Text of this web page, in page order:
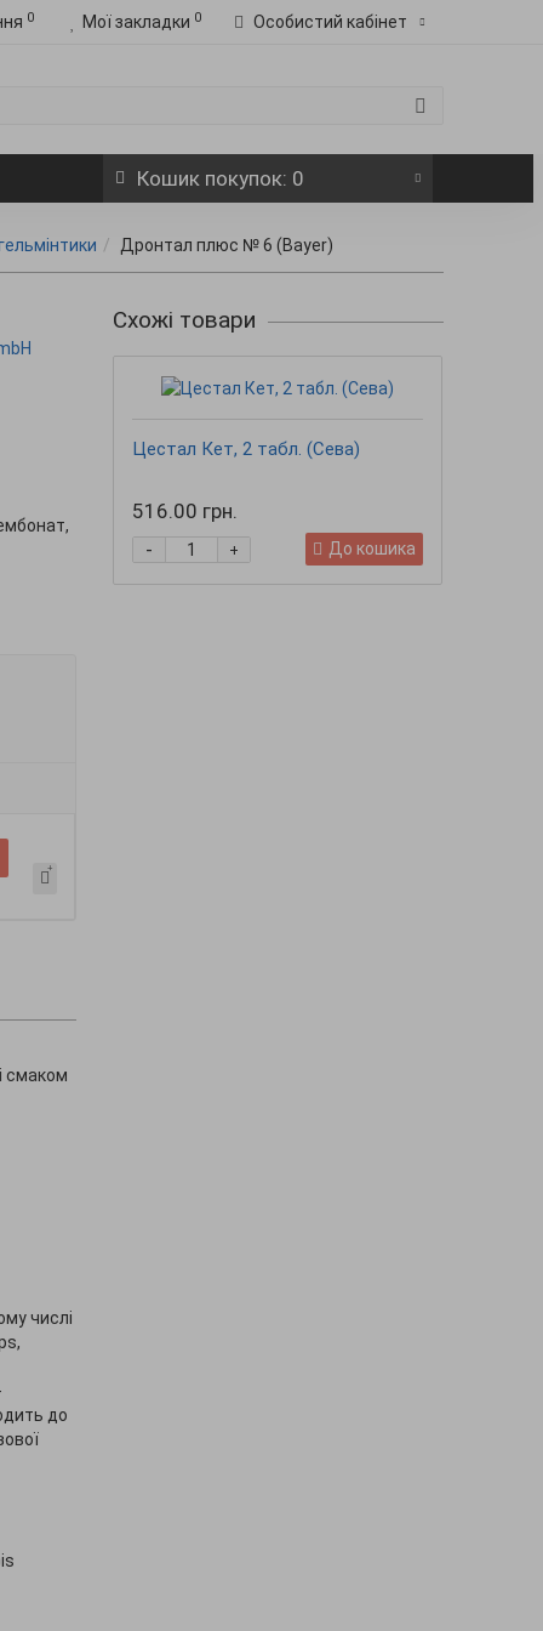
0 Мої закладки 0 Особистий кабінет
Кошикпокупок: 0
Дронтал плюс № 6 (Bayer)
смаком
числі
до
Схожі товари
Цестал Кет, 2 табл. (Сева)
516.00 грн.
+
- До кошика